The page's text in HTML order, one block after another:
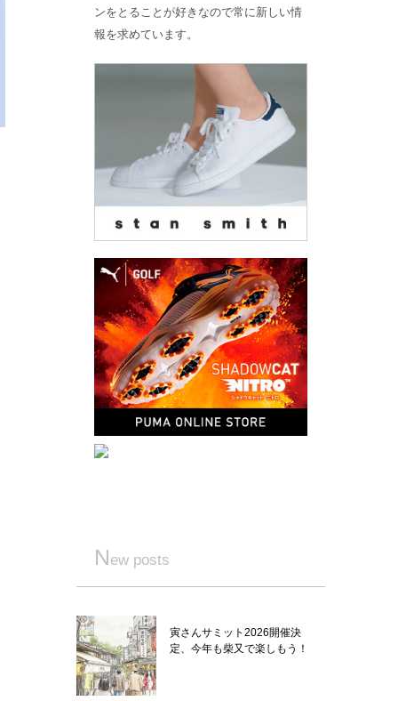
ンをとることが好きなので常に新しい情
報を求めています。
New posts
寅さんサミット2026開催決
定、今年も柴又で楽しもう！